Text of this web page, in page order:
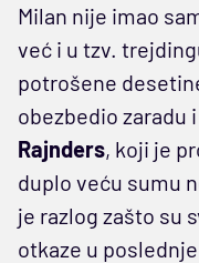
Milan nije imao
već i u tzv.
potrošene
obezbedio zaradu
Rajnders, koji je
duplo veću sumu
je razlog zašto su
otkaze u